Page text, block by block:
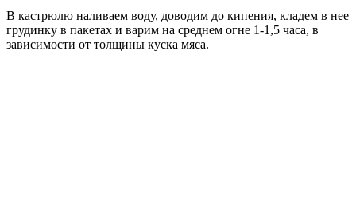
В кастрюлю наливаем воду, доводим до кипения, кладем в нее
грудинку в пакетах и варим на среднем огне 1-1,5 часа, в
зависимости от толщины куска мяса.